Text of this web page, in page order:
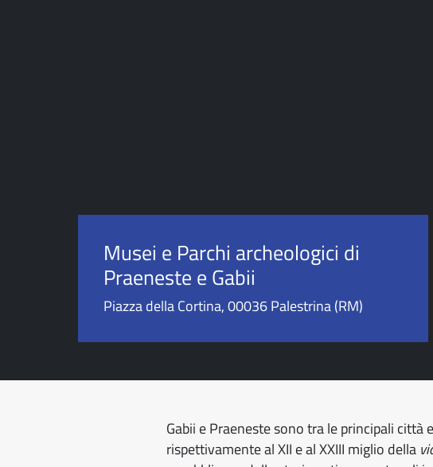
Musei e Parchi archeologici di
Praeneste e Gabii
Piazza della Cortina, 00036 Palestrina (RM)
Gabii e Praeneste sono tra le principali
rispettivamente al XII e al XXIII miglio della